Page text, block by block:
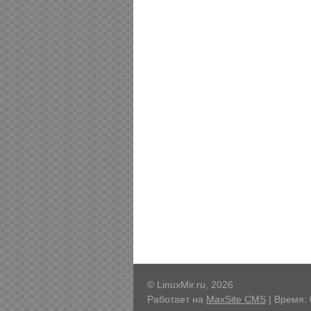
© LinuxMir.ru, 2026
Работает на MaxSite CMS | Время: